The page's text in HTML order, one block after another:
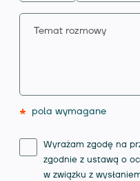
* pola wymagane
Wyrażam zgodę na
zgodnie z ustawą o
w związku z